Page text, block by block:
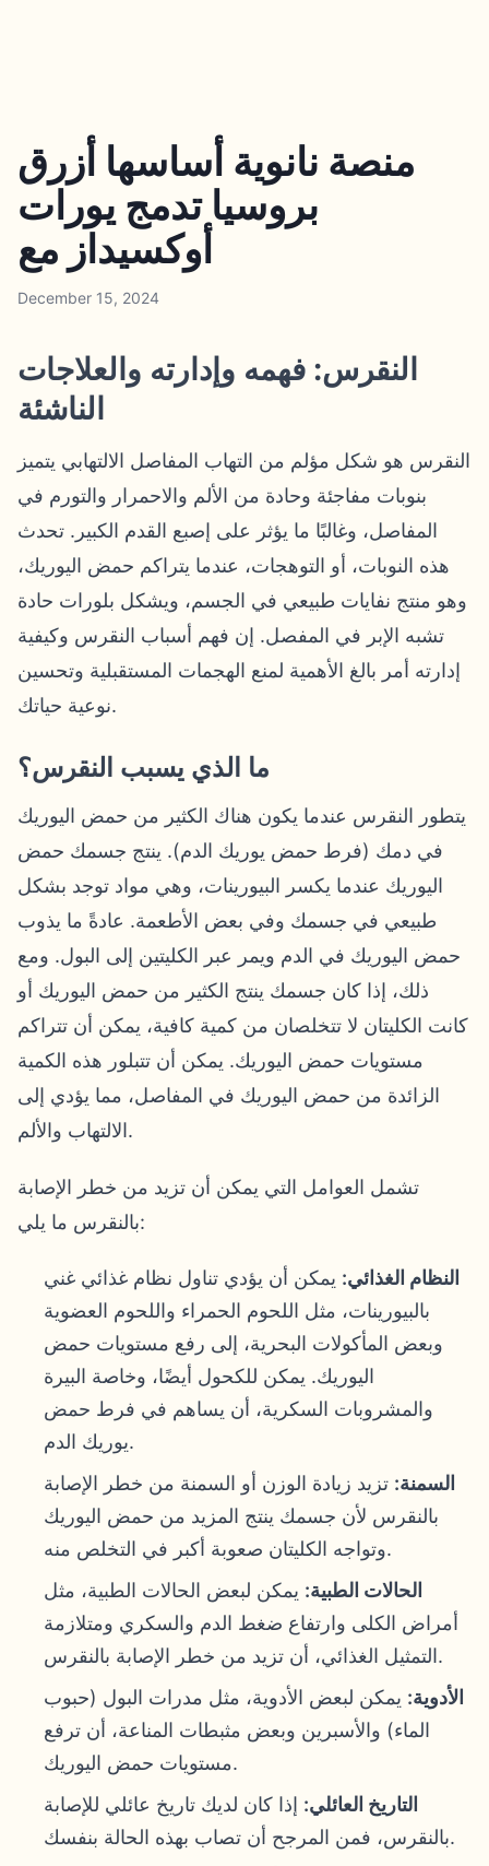
منصة نانوية أساسها أزرق
بروسيا تدمج يورات
أوكسيداز مع
December 15, 2024
النقرس: فهمه وإدارته والعلاجات
الناشئة
النقرس هو شكل مؤلم من التهاب المفاصل الالتهابي يتميز
بنوبات مفاجئة وحادة من الألم والاحمرار والتورم في
المفاصل، وغالبًا ما يؤثر على إصبع القدم الكبير. تحدث
هذه النوبات، أو التوهجات، عندما يتراكم حمض اليوريك،
وهو منتج نفايات طبيعي في الجسم، ويشكل بلورات حادة
تشبه الإبر في المفصل. إن فهم أسباب النقرس وكيفية
إدارته أمر بالغ الأهمية لمنع الهجمات المستقبلية وتحسين
نوعية حياتك.
ما الذي يسبب النقرس؟
يتطور النقرس عندما يكون هناك الكثير من حمض اليوريك
في دمك (فرط حمض يوريك الدم). ينتج جسمك حمض
اليوريك عندما يكسر البيورينات، وهي مواد توجد بشكل
طبيعي في جسمك وفي بعض الأطعمة. عادةً ما يذوب
حمض اليوريك في الدم ويمر عبر الكليتين إلى البول. ومع
ذلك، إذا كان جسمك ينتج الكثير من حمض اليوريك أو
كانت الكليتان لا تتخلصان من كمية كافية، يمكن أن تتراكم
مستويات حمض اليوريك. يمكن أن تتبلور هذه الكمية
الزائدة من حمض اليوريك في المفاصل، مما يؤدي إلى
الالتهاب والألم.
تشمل العوامل التي يمكن أن تزيد من خطر الإصابة
بالنقرس ما يلي:
النظام الغذائي: يمكن أن يؤدي تناول نظام غذائي غني
بالبيورينات، مثل اللحوم الحمراء واللحوم العضوية
وبعض المأكولات البحرية، إلى رفع مستويات حمض
اليوريك. يمكن للكحول أيضًا، وخاصة البيرة
والمشروبات السكرية، أن يساهم في فرط حمض
يوريك الدم.
السمنة: تزيد زيادة الوزن أو السمنة من خطر الإصابة
بالنقرس لأن جسمك ينتج المزيد من حمض اليوريك
وتواجه الكليتان صعوبة أكبر في التخلص منه.
الحالات الطبية: يمكن لبعض الحالات الطبية، مثل
أمراض الكلى وارتفاع ضغط الدم والسكري ومتلازمة
التمثيل الغذائي، أن تزيد من خطر الإصابة بالنقرس.
الأدوية: يمكن لبعض الأدوية، مثل مدرات البول (حبوب
الماء) والأسبرين وبعض مثبطات المناعة، أن ترفع
مستويات حمض اليوريك.
التاريخ العائلي: إذا كان لديك تاريخ عائلي للإصابة
بالنقرس، فمن المرجح أن تصاب بهذه الحالة بنفسك.